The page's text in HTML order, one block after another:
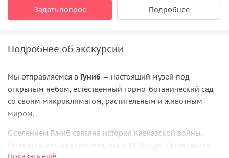
Задать вопрос Подробнее
Подробнее об экскурсии
Мы отправляемся в Гуниб — настоящий музей под
открытым небом, естественный горно-ботанический сад
со своим микроклиматом, растительным и животным
миром.
С селением Гуниб связана история Кавказской войны.
Именно здесь она закончилась в 1859 году. Окрестности